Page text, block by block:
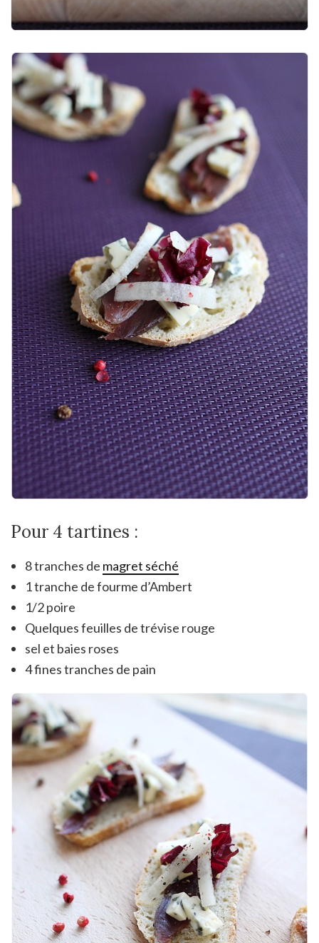
Pour 4 tartines :
8 tranches de magret séché
1 tranche de fourme d’Ambert
1/2 poire
Quelques feuilles de trévise rouge
sel et baies roses
4 fines tranches de pain